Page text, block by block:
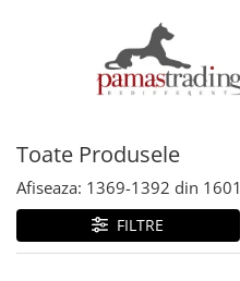
Taste of the Wild
BonaCibo
Nature's Protection
Superior Care
Araton
Nature's Protection
Taste of the Wild
Cat Food
Toate Produsele
Afiseaza: 1369-1392 din 1601
FILTRE